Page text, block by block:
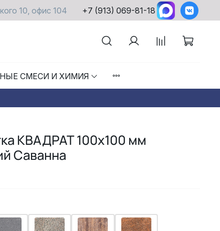
10, офис 104 +7 (913) 069-81-18
СМЕСИ И ХИМИЯ
КВАДРАТ 100х100 мм
Саванна